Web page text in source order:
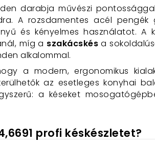
darabja művészi
A rozsdamentes acél
és kényelmes használatot.
míg a szakácskés a
alkalommal.
a modern, ergonomikus
az esetleges konyhai
a késeket
profi késkészletet?